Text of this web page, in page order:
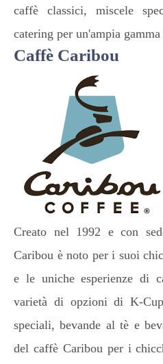
caffè classici, miscele
catering per un'ampia
Caffè Caribou
Creato nel 1992 e con
Caribou è noto per i suoi
e le uniche esperienze di
varietà di opzioni di K-
speciali, bevande al tè e
del caffè Caribou per i